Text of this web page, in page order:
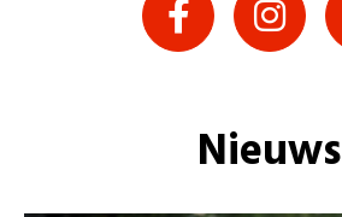
Nieuws